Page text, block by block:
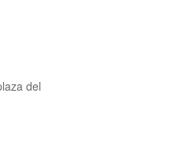
del